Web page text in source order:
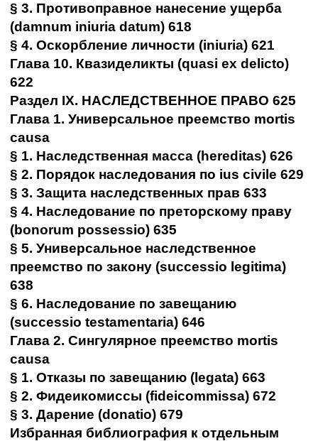
§ 3. Противоправное нанесение ущерба
(damnum iniuria datum) 618
§ 4. Оскорбление личности (iniuria) 621
Глава 10. Квазиделикты (quasi ex delicto)
622
Раздел IX. НАСЛЕДСТВЕННОЕ ПРАВО 625
Глава 1. Универсальное преемство mortis
causa
§ 1. Наследственная масса (hereditas) 626
§ 2. Порядок наследования по ius civile 629
§ 3. Защита наследственных прав 633
§ 4. Наследование по преторскому праву
(bonorum possessio) 635
§ 5. Универсальное наследственное
преемство по закону (successio legitima)
638
§ 6. Наследование по завещанию
(successio testamentaria) 646
Глава 2. Сингулярное преемство mortis
causa
§ 1. Отказы по завещанию (legata) 663
§ 2. Фидеикомиссы (fideicommissa) 672
§ 3. Дарение (donatio) 679
Избранная библиография к отдельным